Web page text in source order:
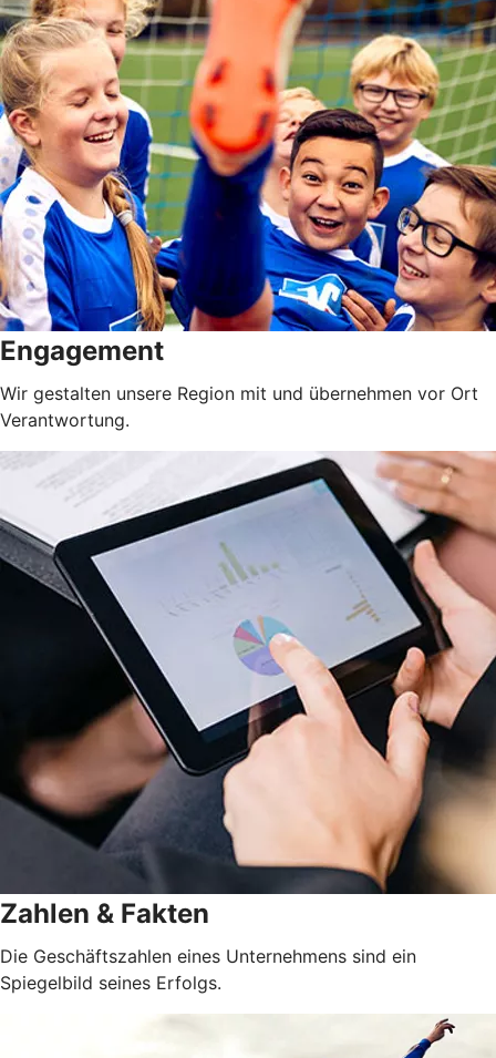
Engagement
Wir gestalten unsere Region mit und übernehmen vor Ort
Verantwortung.
Zahlen & Fakten
Die Geschäftszahlen eines Unternehmens sind ein
Spiegelbild seines Erfolgs.